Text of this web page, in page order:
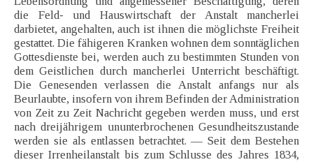
die Feld- und Hauswirtschaft der Anstalt mancherlei
darbietet, angehalten, auch ist ihnen die möglichste Freiheit
gestattet. Die fähigeren Kranken wohnen dem sonntäglichen
Gottesdienste bei, werden auch zu bestimmten Stunden von
dem Geistlichen durch mancherlei Unterricht beschäftigt.
Die Genesenden verlassen die Anstalt anfangs nur als
Beurlaubte, insofern von ihrem Befinden der Administration
von Zeit zu Zeit Nachricht gegeben werden muss, und erst
nach dreijährigem ununterbrochenen Gesundheitszustande
werden sie als entlassen betrachtet. — Seit dem Bestehen
dieser Irrenheilanstalt bis zum Schlusse des Jahres 1834,